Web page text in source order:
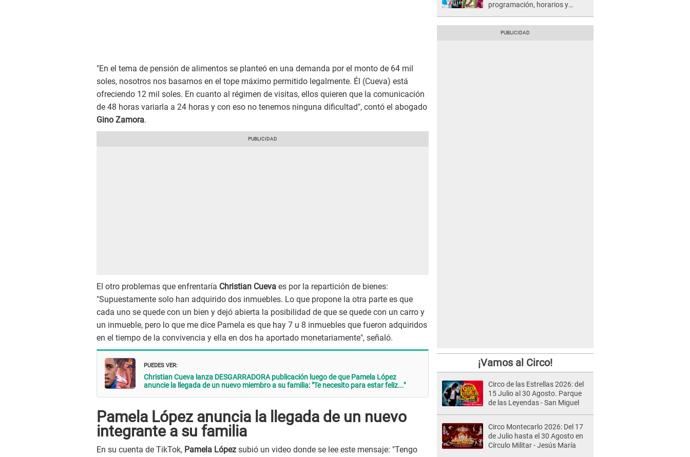
"En el tema de pensión de alimentos se planteó en una demanda por el monto de 64 mil
soles, nosotros nos basamos en el tope máximo permitido legalmente. Él (Cueva) está
ofreciendo 12 mil soles. En cuanto al régimen de visitas, ellos quieren que la comunicación
de 48 horas variarla a 24 horas y con eso no tenemos ninguna dificultad", contó el abogado
Gino Zamora.
El otro problemas que enfrentaría Christian Cueva es por la repartición de bienes:
"Supuestamente solo han adquirido dos inmuebles. Lo que propone la otra parte es que
cada uno se quede con un bien y dejó abierta la posibilidad de que se quede con un carro y
un inmueble, pero lo que me dice Pamela es que hay 7 u 8 inmuebles que fueron adquiridos
en el tiempo de la convivencia y ella en dos ha aportado monetariamente", señaló.
PUEDES VER:
Christian Cueva lanza DESGARRADORA publicación luego de que Pamela López
anuncie la llegada de un nuevo miembro a su familia: "Te necesito para estar feliz..."
Pamela López anuncia la llegada de un nuevo
integrante a su familia
En su cuenta de TikTok, Pamela López subió un video donde se lee este mensaje: "Tengo
programación, horarios y
¡Vamos al Circo!
Circo de las Estrellas 2026: del
15 Julio al 30 Agosto. Parque
de las Leyendas - San Miguel
Circo Montecarlo 2026: Del 17
de Julio hasta el 30 Agosto en
Círculo Militar - Jesús María